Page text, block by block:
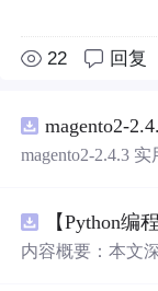
22 回复
magento2-2.4.3 实用跨境电商平台（php+mysql+redis） 适用
内容概要：本文